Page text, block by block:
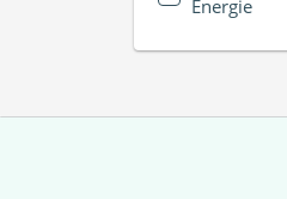
Energie